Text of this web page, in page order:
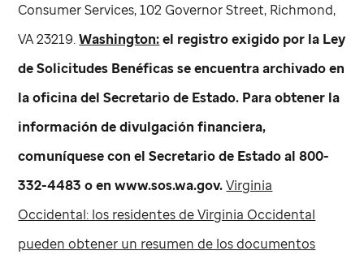
Consumer Services, 102 Governor Street, Richmond,
VA 23219.Washington:el registro exigido por la Ley
de Solicitudes Benéficas se encuentra archivado en
la oficina del Secretario de Estado. Para obtener la
información de divulgación financiera,
comuníquese con el Secretario de Estado al 800-
332-4483 o en www.sos.wa.gov.Virginia
Occidental: los residentes de Virginia Occidental
pueden obtener un resumen de los documentos